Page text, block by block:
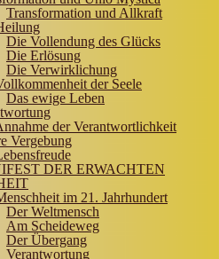
Transformation und Allkraft
Die Vollendung des Glücks
Die Erlösung
Die Verwirklichung
der Seele
Das ewige Leben
der Verantwortlichkeit
Vergebung
DER ERWACHTEN
im 21. Jahrhundert
Der Weltmensch
Am Scheideweg
Der Übergang
Verantwortung